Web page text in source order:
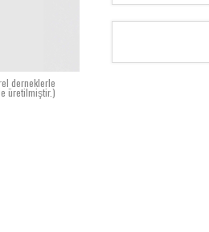
derneklerle
üretilmiştir.)